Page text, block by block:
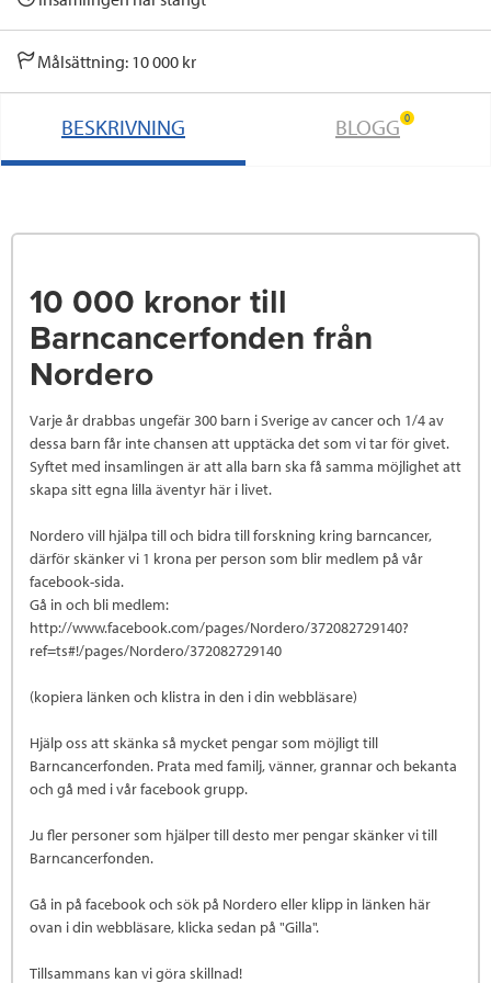
Målsättning: 10 000 kr
BESKRIVNING BLOGG 0
10 000 kronor till
Barncancerfonden från
Nordero
Varje år drabbas ungefär 300 barn i Sverige av cancer och 1/4 av
dessa barn får inte chansen att upptäcka det som vi tar för givet.
Syftet med insamlingen är att alla barn ska få samma möjlighet att
skapa sitt egna lilla äventyr här i livet.
Nordero vill hjälpa till och bidra till forskning kring barncancer,
därför skänker vi 1 krona per person som blir medlem på vår
facebook-sida.
Gå in och bli medlem:
http://www.facebook.com/pages/Nordero/372082729140?
ref=ts#!/pages/Nordero/372082729140
(kopiera länken och klistra in den i din webbläsare)
Hjälp oss att skänka så mycket pengar som möjligt till
Barncancerfonden. Prata med familj, vänner, grannar och bekanta
och gå med i vår facebook grupp.
Ju fler personer som hjälper till desto mer pengar skänker vi till
Barncancerfonden.
Gå in på facebook och sök på Nordero eller klipp in länken här
ovan i din webbläsare, klicka sedan på "Gilla".
Tillsammans kan vi göra skillnad!